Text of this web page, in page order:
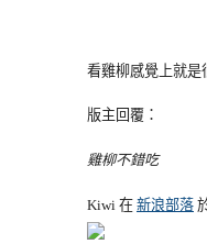
看雞柳感覺上就
版主回覆：
雞柳不錯吃
Kiwi 在 新浪部落